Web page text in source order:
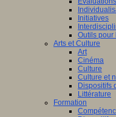
Initiatives
Outils pour
Arts et Culture
Art
Cinéma
Culture
Culture et
Dispositifs
Littérature
Formation